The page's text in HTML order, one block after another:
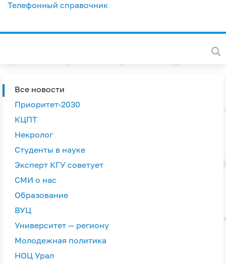
Телефонный справочник
Все новости
Приоритет-2030
КЦПТ
Некролог
Студенты в науке
Эксперт КГУ советует
СМИ о нас
Образование
ВУЦ
Университет — региону
Молодежная политика
НОЦ Урал